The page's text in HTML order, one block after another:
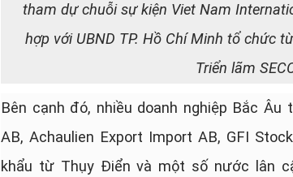
tham dự chuỗi sự kiện Viet Nam
hợp với UBND TP. Hồ Chí Minh tổ chức
Triển lãm
Bên cạnh đó, nhiều doanh nghiệp Bắc
AB, Achaulien Export Import AB, GFI
khẩu từ Thụy Điển và một số nước lân